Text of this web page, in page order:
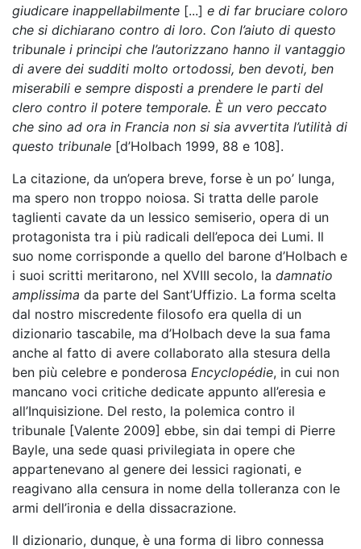
giudicare inappellabilmente [...] e di far bruciare coloro
che si dichiarano contro di loro. Con l’aiuto di questo
tribunale i principi che l’autorizzano hanno il vantaggio
di avere dei sudditi molto ortodossi, ben devoti, ben
miserabili e sempre disposti a prendere le parti del
clero contro il potere temporale. È un vero peccato
che sino ad ora in Francia non si sia avvertita l’utilità di
questo tribunale [d’Holbach 1999, 88 e 108].
La citazione, da un’opera breve, forse è un po’ lunga,
ma spero non troppo noiosa. Si tratta delle parole
taglienti cavate da un lessico semiserio, opera di un
protagonista tra i più radicali dell’epoca dei Lumi. Il
suo nome corrisponde a quello del barone d’Holbach e
i suoi scritti meritarono, nel XVIII secolo, la damnatio
amplissima da parte del Sant’Uffizio. La forma scelta
dal nostro miscredente filosofo era quella di un
dizionario tascabile, ma d’Holbach deve la sua fama
anche al fatto di avere collaborato alla stesura della
ben più celebre e ponderosa Encyclopédie, in cui non
mancano voci critiche dedicate appunto all’eresia e
all’Inquisizione. Del resto, la polemica contro il
tribunale [Valente 2009] ebbe, sin dai tempi di Pierre
Bayle, una sede quasi privilegiata in opere che
appartenevano al genere dei lessici ragionati, e
reagivano alla censura in nome della tolleranza con le
armi dell’ironia e della dissacrazione.
Il dizionario, dunque, è una forma di libro connessa